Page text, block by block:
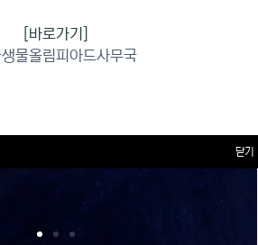
인 바로가기
[바로가기]
물올림피아드사무국
닫기